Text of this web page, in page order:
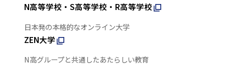
N高等学校・S高等学校・R高等学校
日本発の本格的なオンライン大学
ZEN大学
N高グループと共通したあたらしい教育